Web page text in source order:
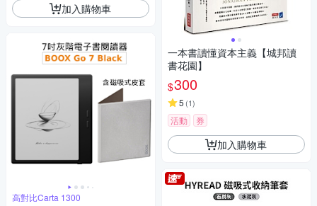
加入購物車
高對比Carta 1300
一本書讀懂資本主義【城邦讀
書花園】
$300
5 (1)
活動 券
加入購物車